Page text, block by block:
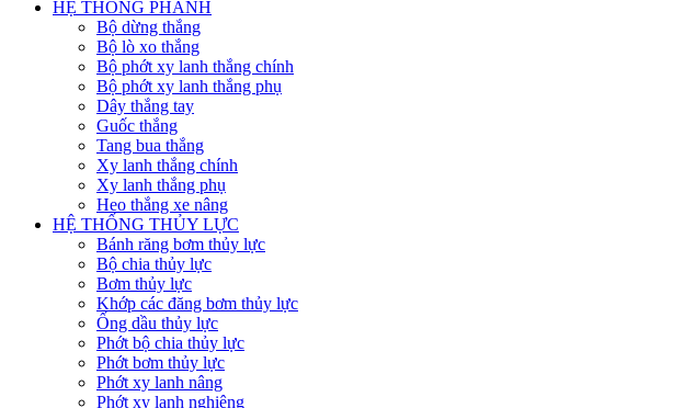
HỆ THỐNG PHANH
Bộ dừng thắng
Bộ lò xo thắng
Bộ phớt xy lanh thắng chính
Bộ phớt xy lanh thắng phụ
Dây thắng tay
Guốc thắng
Tang bua thắng
Xy lanh thắng chính
Xy lanh thắng phụ
Heo thắng xe nâng
HỆ THỐNG THỦY LỰC
Bánh răng bơm thủy lực
Bộ chia thủy lực
Bơm thủy lực
Khớp các đăng bơm thủy lực
Ống dầu thủy lực
Phớt bộ chia thủy lực
Phớt bơm thủy lực
Phớt xy lanh nâng
Phớt xy lanh nghiêng